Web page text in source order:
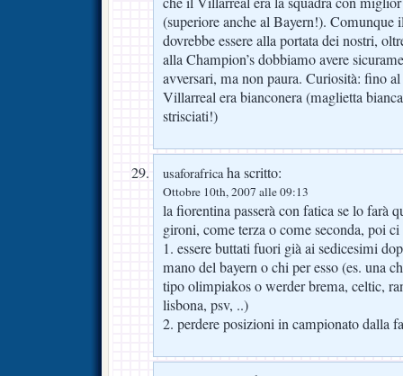
(superiore anche al Bayern!). Comunque
dovrebbe essere alla portata dei nostri,
alla Champion’s dobbiamo avere
avversari, ma non paura. Curiosità: fino
Villarreal era bianconera (maglietta
strisciati!)
usaforafricaha scritto:
Ottobre 10th, 2007 alle 09:13
la fiorentina passerà con fatica se lo farà
gironi, come terza o come seconda, poi
1. essere buttati fuori già ai sedicesimi
mano del bayern o chi per esso (es. una
tipo olimpiakos o werder brema, celtic,
lisbona, psv, ..)
2. perdere posizioni in campionato dalla